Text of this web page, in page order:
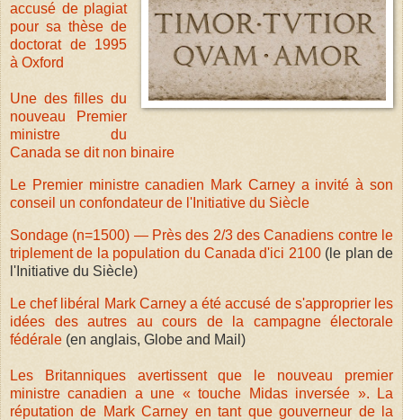
accusé de plagiat
pour sa thèse de
doctorat de 1995
à Oxford
Une des filles du
nouveau Premier
ministre du
Canada se dit non binaire
Le Premier ministre canadien Mark Carney a invité à son
conseil un confondateur de l'Initiative du Siècle
Sondage (n=1500) — Près des 2/3 des Canadiens contre le
triplement de la population du Canada d'ici 2100(le plan de
l'Initiative du Siècle)
Le chef libéral Mark Carney a été accusé de s'approprier les
idées des autres au cours de la campagne électorale
fédérale (en anglais, Globe and Mail)
Les Britanniques avertissent que le nouveau premier
ministre canadien a une « touche Midas inversée ». La
réputation de Mark Carney en tant que gouverneur de la